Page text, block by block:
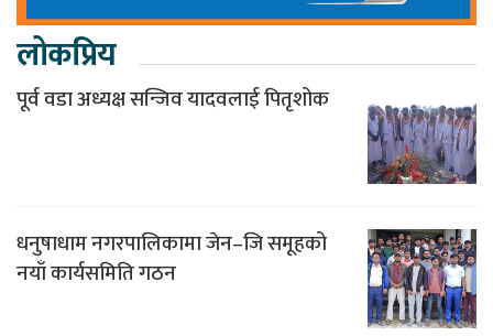
लोकप्रिय
पूर्व वडा अध्यक्ष सन्जिव यादवलाई पितृशोक
धनुषाधाम नगरपालिकामा जेन–जि समूहको
नयाँ कार्यसमिति गठन